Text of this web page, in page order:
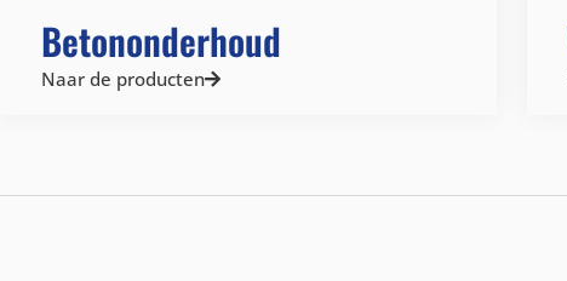
Betononderhoud
Naar de producten